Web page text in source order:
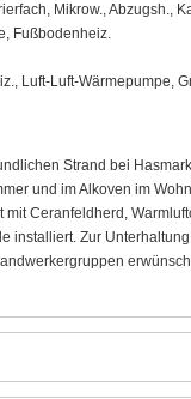
Mikrow., Abzugsh.,
Fußbodenheiz.
Luft-Luft-Wärmepumpe,
Strand bei
und im Alkoven im
Ceranfeldherd,
installiert. Zur